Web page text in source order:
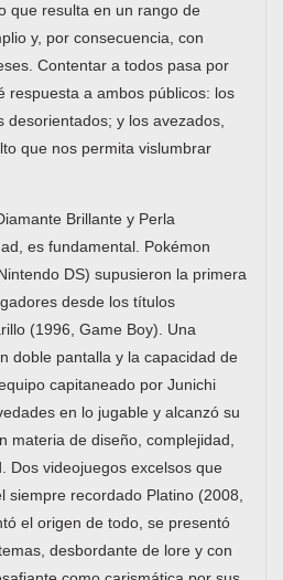
que resulta en un rango de
y, por consecuencia, con
Contentar a todos pasa por
respuesta a ambos públicos: los
desorientados; y los avezados,
que nos permita vislumbrar
Brillante y Perla
es fundamental. Pokémon
DS) supusieron la primera
desde los títulos
(1996, Game Boy). Una
doble pantalla y la capacidad de
capitaneado por Junichi
en lo jugable y alcanzó su
materia de diseño, complejidad,
Dos videojuegos excelsos que
siempre recordado Platino (2008,
el origen de todo, se presentó
desbordante de lore y con